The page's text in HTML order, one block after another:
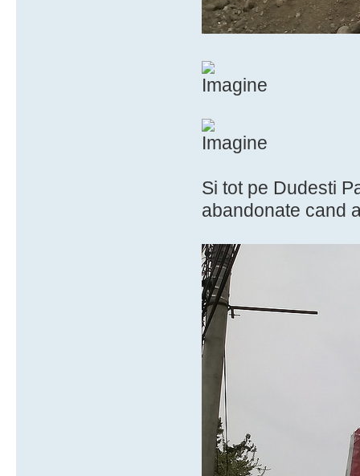
Si tot pe Dudesti
abandonate cand